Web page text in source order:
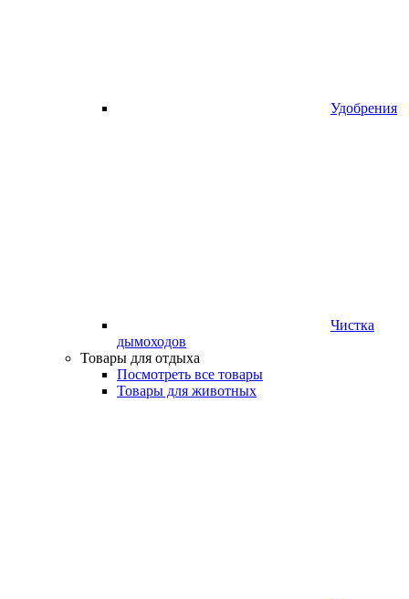
Удобрения
Чистка
дымоходов
Товары для отдыха
Посмотреть все товары
Товары для животных